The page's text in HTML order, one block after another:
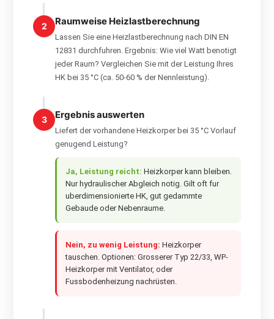
2 Raumweise Heizlastberechnung
Lassen Sie eine Heizlastberechnung nach DIN EN
12831 durchfuhren. Ergebnis: Wie viel Watt benotigt
jeder Raum? Vergleichen Sie mit der Leistung Ihres
HK bei 35 °C (ca. 50-60 % der Nennleistung).
3 Ergebnis auswerten
Liefert der vorhandene Heizkorper bei 35 °C Vorlauf
genugend Leistung?
Ja, Leistung reicht: Heizkorper kann bleiben.
Nur hydraulischer Abgleich notig. Gilt oft fur
uberdimensionierte HK, gut gedammte
Gebaude oder Nebenraume.
Nein, zu wenig Leistung: Heizkorper
tauschen. Optionen: Grosserer Typ 22/33, WP-
Heizkorper mit Ventilator, oder
Fussbodenheizung nachrüsten.